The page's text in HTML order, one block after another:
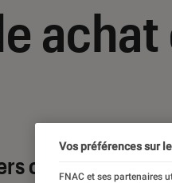
contenus
Vos préférences sur
FNAC et ses partenaires